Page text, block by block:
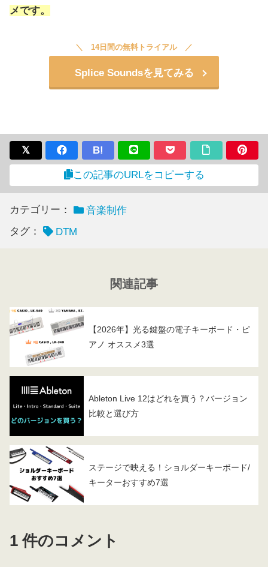
メです。
14日間の無料トライアル
Splice Soundsを見てみる
B!
この記事のURLをコピーする
カテゴリー：
音楽制作
タグ：
DTM
関連記事
【2026年】光る鍵盤の電子キーボード・ピ
アノ オススメ3選
Ableton Live 12はどれを買う？バージョン
比較と選び方
ステージで映える！ショルダーキーボード/
キーターおすすめ7選
1 件のコメント